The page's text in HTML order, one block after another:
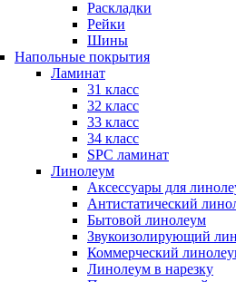
Раскладки
Рейки
Шины
Напольные покрытия
Ламинат
31 класс
32 класс
33 класс
34 класс
SPC ламинат
Линолеум
Аксессуары для
Антистатический
Бытовой линолеум
Звукоизолирующий
Коммерческий
Линолеум в нарезку